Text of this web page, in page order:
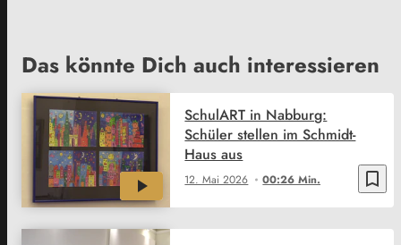
Das könnte Dich auch interessieren
bookmark_border
12. Mai 2026 00:26 Min.
SchulART in Nabburg:
Schüler stellen im Schmidt-
Haus aus